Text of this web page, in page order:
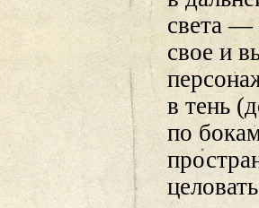
света —
свое и
в тень
по